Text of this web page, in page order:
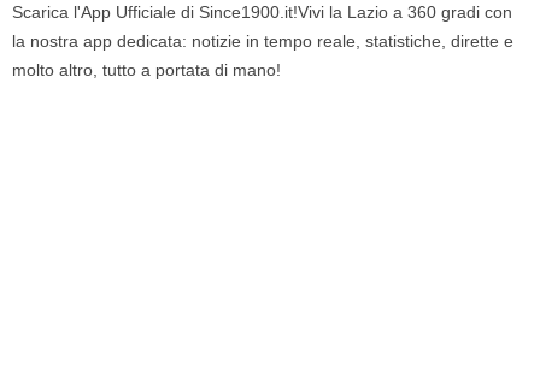
Scarica l'App Ufficiale di Since1900.it!Vivi la Lazio a 360 gradi con
la nostra app dedicata: notizie in tempo reale, statistiche, dirette e
molto altro, tutto a portata di mano!